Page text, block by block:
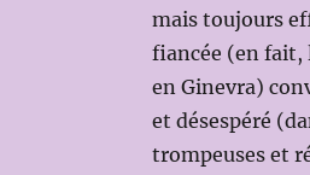
mais toujours
fiancée (en fait,
en Ginevra)
et désespéré
trompeuses et